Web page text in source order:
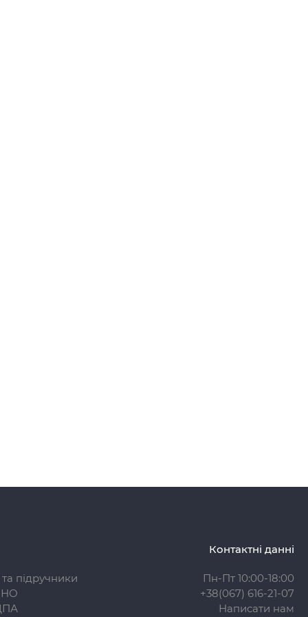
підручники
Контактні данні
Пн-Пт 10:00-18:00
+38(067) 616-21-07
Написати нам